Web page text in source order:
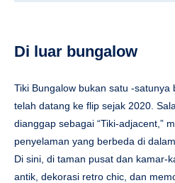
Di luar bungalow
Tiki Bungalow bukan satu -satunya
telah datang ke flip sejak 2020.
dianggap sebagai “Tiki-adjacent,”
penyelaman yang berbeda di
Di sini, di taman pusat dan kamar-
antik, dekorasi retro chic, dan